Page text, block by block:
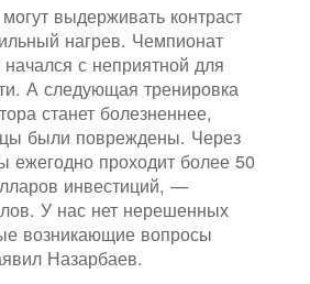
выдерживать контраст
нагрев. Чемпионат
с неприятной для
А следующая тренировка
станет болезненнее,
были повреждены. Через
проходит более 50
инвестиций, —
У нас нет нерешенных
возникающие вопросы
Назарбаев.